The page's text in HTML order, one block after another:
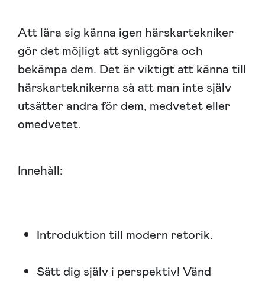
Att lära sig känna igen härskartekniker
gör det möjligt att synliggöra och
bekämpa dem. Det är viktigt att känna till
härskarteknikerna så att man inte själv
utsätter andra för dem, medvetet eller
omedvetet.
Innehåll:
Introduktion till modern retorik.
Sätt dig själv i perspektiv! Vänd